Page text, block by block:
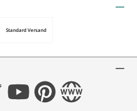
Standard Versand
YouTubePinterestWebsite